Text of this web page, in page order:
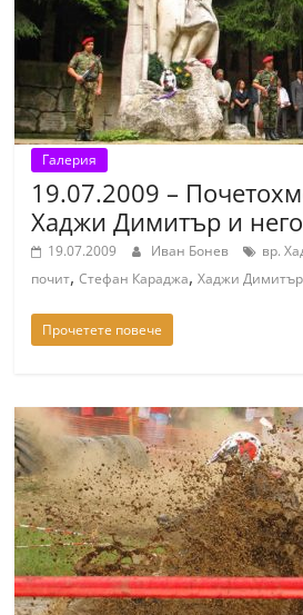
Галерия
19.07.2009 –
Хаджи Димитър и
19.07.2009 Иван Бонев вр.
почит,Стефан Караджа,Хаджи Димитър
Прочетете повече